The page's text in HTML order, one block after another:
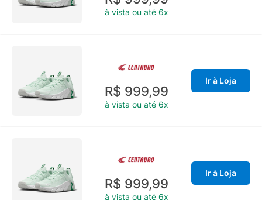
à vista ou até 6x
R$ 999,99
à vista ou até 6x
Ir à Loja
R$ 999,99
à vista ou até 6x
Ir à Loja